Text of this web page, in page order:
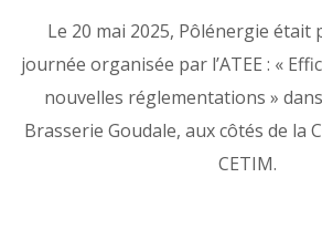
Le 20 mai 2025, Pôlénergie était
journée organisée par l’ATEE : «
nouvelles réglementations »
Brasserie Goudale, aux côtés de la
CETIM.